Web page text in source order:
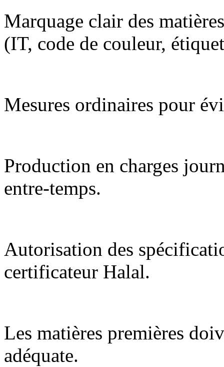
Marquage clair des
(IT, code de couleur,
Mesures ordinaires pour
Production en charges
entre-temps.
Autorisation des
certificateur Halal.
Les matières premières
adéquate.